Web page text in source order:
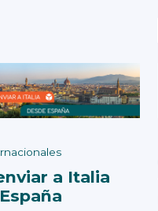
a Italia